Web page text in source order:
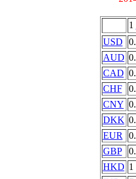
1
USD
AUD
CAD
CHF
CNY
DKK
EUR
GBP
HKD 1